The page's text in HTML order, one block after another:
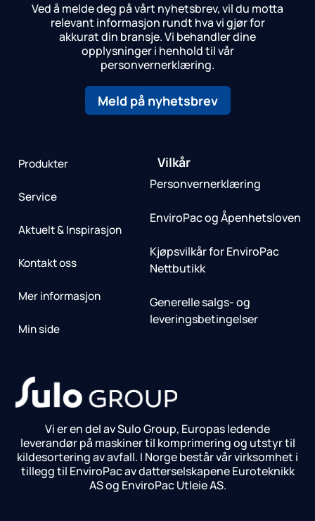
Ved å melde deg på vårt nyhetsbrev, vil du motta
relevant informasjon rundt hva vi gjør for
akkurat din bransje.Vi behandler dine
opplysninger i henhold til vår
personvernerklæring.
Meld på nyhetsbrev
Produkter
Service
Aktuelt & Inspirasjon
Kontakt oss
Mer informasjon
Min side
Vilkår
Personvernerklæring
EnviroPac og Åpenhetsloven
Kjøpsvilkår for EnviroPac
Nettbutikk
Generelle salgs- og
leveringsbetingelser
Vi er en del av Sulo Group, Europas ledende
leverandør på maskiner til komprimering og utstyr til
kildesortering av avfall. I Norge består vår virksomhet i
tillegg til EnviroPac av datterselskapene Euroteknikk
AS og EnviroPac Utleie AS.